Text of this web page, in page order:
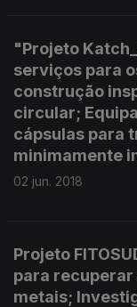
"Projeto
serviços para
construção
circular;
cápsulas para
minimamente
02 jun. 2018
Projeto
para
metais;